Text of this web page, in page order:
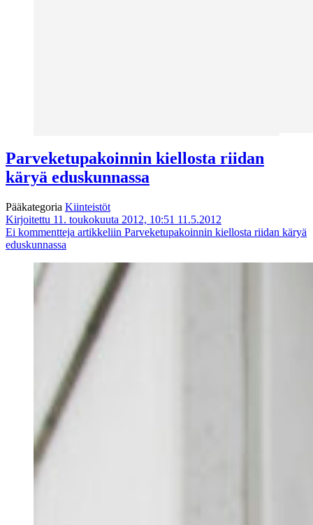
Parveketupakoinnin kiellosta riidan
käryä eduskunnassa
Pääkategoria Kiinteistöt
Kirjoitettu 11. toukokuuta 2012, 10:51 11.5.2012
Ei kommentteja artikkeliin Parveketupakoinnin kiellosta riidan käryä
eduskunnassa